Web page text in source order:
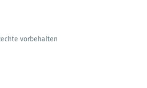
vorbehalten